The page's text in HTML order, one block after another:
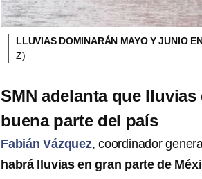
LLUVIAS DOMINARÁN MAYO Y JUNIO
Z)
SMN adelanta que
buena parte del país
Fabián Vázquez, coordinador
habrá lluvias en gran parte de